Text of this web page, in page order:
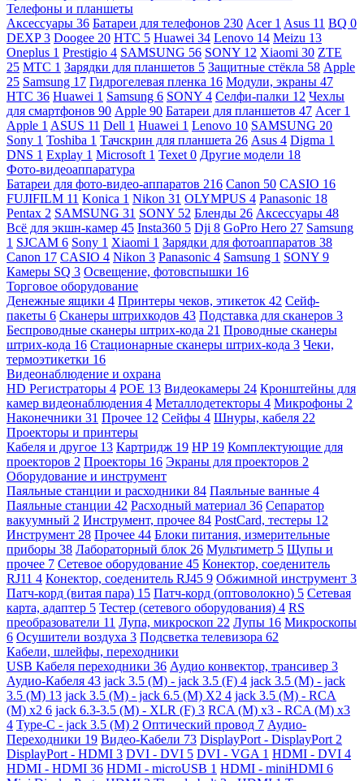
Телефоны и планшеты
Аксессуары 36 Батареи для телефонов 230 Acer 1 Asus 11 BQ 0
DEXP3 Doogee 20 HTC 5 Huawei 34 Lenovo 14 Meizu 13
Oneplus 1 Prestigio 4 SAMSUNG 56 SONY 12 Xiaomi 30 ZTE
25 МТС 1 Зарядки для планшетов 5 Защитные стёкла 58 Apple
25 Samsung 17 Гидрогелевая пленка 16 Модули, экраны 47
HTC 36 Huawei 1 Samsung 6 SONY 4 Селфи-палки 12 Чехлы
для смартфонов 90 Apple 90 Батареи для планшетов 47 Acer 1
Apple 1 ASUS 11 Dell 1 Huawei 1 Lenovo 10 SAMSUNG 20
Sony 1 Toshiba 1 Тачскрин для планшета 26 Asus 4 Digma 1
DNS 1 Explay 1 Microsoft 1 Texet 0 Другие модели 18
Фото-видеоаппаратура
Батареи для фото-видео-аппаратов 216 Canon 50 CASIO 16
FUJIFILM 11 Konica 1 Nikon 31 OLYMPUS 4 Panasonic 18
Pentax 2 SAMSUNG 31 SONY 52 Бленды 26 Аксессуары 48
Всё для экшн-камер 45 Insta360 5 Dji 8 GoPro Hero 27 Samsung
1 SJCAM 6 Sony 1 Xiaomi 1 Зарядки для фотоаппаратов 38
Canon 17 CASIO 4 Nikon 3 Panasonic 4 Samsung 1 SONY 9
Камеры SQ 3 Освещение, фотовспышки 16
Торговое оборудование
Денежные ящики 4 Принтеры чеков, этикеток 42 Сейф-
пакеты 6 Сканеры штрихкодов 43 Подставка для сканеров 3
Беспроводные сканеры штрих-кода 21 Проводные сканеры
штрих-кода 16 Стационарные сканеры штрих-кода 3 Чеки,
термоэтикетки 16
Видеонаблюдение и охрана
HD Регистраторы 4 POE 13 Видеокамеры 24 Кронштейны для
камер видеонаблюдения 4 Металлодетекторы 4 Микрофоны 2
Наконечники 31 Прочее 12 Сейфы 4 Шнуры, кабеля 22
Проекторы и принтеры
Кабеля и другое 13 Картридж 19 HP 19 Комплектующие для
проекторов 2 Проекторы 16 Экраны для проекторов 2
Оборудование и инструмент
Паяльные станции и расходники 84 Паяльные ванные 4
Паяльные станции 42 Расходный материал 36 Сепаратор
вакуумный 2 Инструмент, прочее 84 PostCard, тестеры 12
Инструмент 28 Прочее 44 Блоки питания, измерительные
приборы 38 Лабораторный блок 26 Мультиметр 5 Щупы и
прочее 7 Сетевое оборудование 45 Конектор, соеденитель
RJ11 4 Конектор, соеденитель RJ45 9 Обжимной инструмент 3
Патч-корд (витая пара) 15 Патч-корд (оптоволокно) 5 Сетевая
карта, адаптер 5 Тестер (сетевого оборудования) 4 RS
преобразователи 11 Лупа, микроскоп 22 Лупы 16 Микроскопы
6 Осушители воздуха 3 Подсветка телевизора 62
Кабели, шлейфы, переходники
USB Кабеля переходники 36 Аудио конвектор, трансивер 3
Аудио-Кабеля 43 jack 3.5 (M) - jack 3.5 (F) 4 jack 3.5 (M) - jack
3.5 (M) 13 jack 3.5 (M) - jack 6.5 (M) X2 4 jack 3.5 (M) - RCA
(M) x2 6 jack 6.3-3.5 (M) - XLR (F) 3 RCA (M) x3 - RCA (M) x3
4 Type-C - jack 3.5 (M) 2 Оптический провод 7 Аудио-
Переходники 19 Видео-Кабели 73 DisplayPort - DisplayPort 2
DisplayPort - HDMI 3 DVI - DVI 5 DVI - VGA 1 HDMI - DVI 4
HDMI - HDMI 36 HDMI - microUSB 1 HDMI - miniHDMI 6